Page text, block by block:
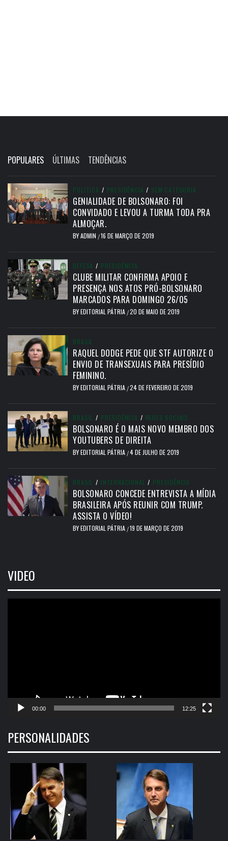
POPULARES ÚLTIMAS TENDÊNCIAS
POLÍTICA / PRESIDÊNCIA / SEM CATEGORIA
GENIALIDADE DE BOLSONARO: FOI
CONVIDADO E LEVOU A TURMA TODA PRA
ALMOÇAR.
BYADMIN /16 DE MARÇO DE 2019
DEFESA / PRESIDÊNCIA
CLUBE MILITAR CONFIRMA APOIO E
PRESENÇA NOS ATOS PRÓ-BOLSONARO
MARCADOS PARA DOMINGO 26/05
BYEDITORIAL PÁTRIA /20 DE MAIO DE 2019
BRASIL
RAQUEL DODGE PEDE QUE STF AUTORIZE O
ENVIO DE TRANSEXUAIS PARA PRESÍDIO
FEMININO.
BYEDITORIAL PÁTRIA /24 DE FEVEREIRO DE 2019
BRASIL / PRESIDÊNCIA / REDES SOCIAIS
BOLSONARO É O MAIS NOVO MEMBRO DOS
YOUTUBERS DE DIREITA
BYEDITORIAL PÁTRIA /4 DE JULHO DE 2019
BRASIL / INTERNACIONAL / PRESIDÊNCIA
BOLSONARO CONCEDE ENTREVISTA A MÍDIA
BRASILEIRA APÓS REUNIR COM TRUMP.
ASSISTA O VÍDEO!
BYEDITORIAL PÁTRIA /19 DE MARÇO DE 2019
VIDEO
00:00 12:25
PERSONALIDADES